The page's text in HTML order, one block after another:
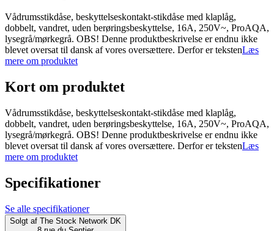
Vådrumsstikdåse, beskyttelseskontakt-stikdåse med klaplåg,
dobbelt, vandret, uden berøringsbeskyttelse, 16A, 250V~, ProAQA,
lysegrå/mørkegrå. OBS! Denne produktbeskrivelse er endnu ikke
blevet oversat til dansk af vores oversættere. Derfor er tekstenLæs
mere om produktet
Kort om produktet
Vådrumsstikdåse, beskyttelseskontakt-stikdåse med klaplåg,
dobbelt, vandret, uden berøringsbeskyttelse, 16A, 250V~, ProAQA,
lysegrå/mørkegrå. OBS! Denne produktbeskrivelse er endnu ikke
blevet oversat til dansk af vores oversættere. Derfor er tekstenLæs
mere om produktet
Specifikationer
Se alle specifikationer
Solgt af The Stock Network DK